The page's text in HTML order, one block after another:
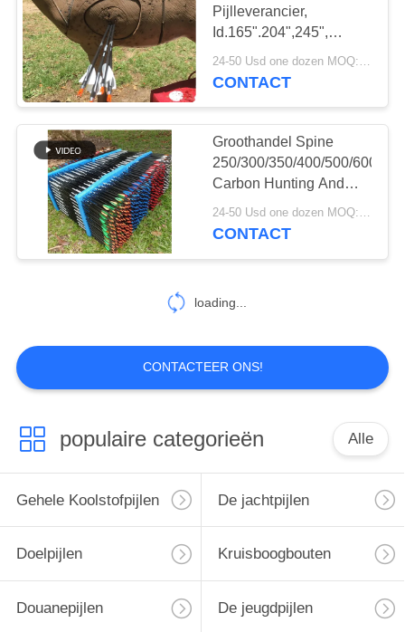
Pijlleverancier,
Id.165".204",245",
4.2/5.18/6.2mm
Jagen/Doel / 3d Carbon
24-50 Usd one dozen MOQ:1 dozijn
CONTACT
Groothandel Spine
250/300/350/400/500/600/
Carbon Hunting And
Target Arrow,Crossbow
Bolts
24-50 Usd one dozen MOQ:Tien dozijn.
CONTACT
loading...
CONTACTEER ONS!
populaire categorieën Alle
Gehele Koolstofpijlen De jachtpijlen
Doelpijlen Kruisboogbouten
Douanepijlen De jeugdpijlen